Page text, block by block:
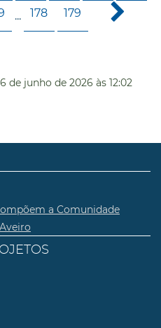
... 178 179
de junho de 2026 às 12:02
a Comunidade